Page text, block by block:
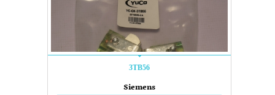
3TB56
Siemens